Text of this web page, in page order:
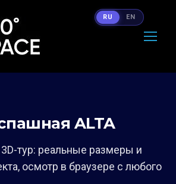
ALTA
тур: реальные размеры и
осмотр в браузере с любого
RU EN